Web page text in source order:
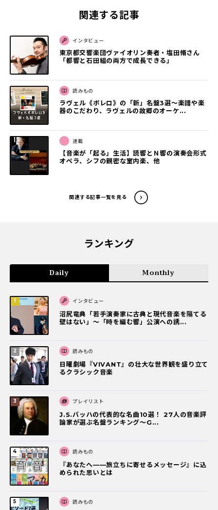
関連する記事
インタビュー
東京都交響楽団ヴァイオリン奏者・塩田脩さん
「都響と石田組の両方で成長できる」
読みもの
ラヴェル《ボレロ》の「新」名盤3選〜楽譜や楽
器のこだわり、ラヴェルの故郷のオーケ...
連載
【音楽が「起る」生活】読響とＮ響の演奏会形式
オペラ、シフの親密な室内楽、他
関連する記事一覧を見る
ランキング
Daily Monthly
インタビュー
沼尻竜典「若手演奏家に古典と現代音楽を隔てる
壁はない」～「時を編む響」公演への誘...
読みもの
日曜劇場『VIVANT』の壮大な世界観を盛り立て
るクラシック音楽
プレイリスト
J.S.バッハの代表的な名曲10選！ 27人の音楽評
論家が選ぶ名盤ランキング〜G...
読みもの
『あなたへ――旅立ちに寄せるメッセージ』に込
められた思いとは
読みもの